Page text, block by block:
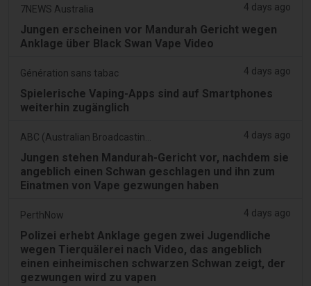
7NEWS Australia 4 days ago
Jungen erscheinen vor Mandurah Gericht wegen
Anklage über Black Swan Vape Video
Génération sans tabac 4 days ago
Spielerische Vaping-Apps sind auf Smartphones
weiterhin zugänglich
4 days ago
Jungen stehen Mandurah-Gericht vor, nachdem sie
angeblich einen Schwan geschlagen und ihn zum
Einatmen von Vape gezwungen haben
PerthNow 4 days ago
Polizei erhebt Anklage gegen zwei Jugendliche
wegen Tierquälerei nach Video, das angeblich
einen einheimischen schwarzen Schwan zeigt, der
gezwungen wird zu vapen